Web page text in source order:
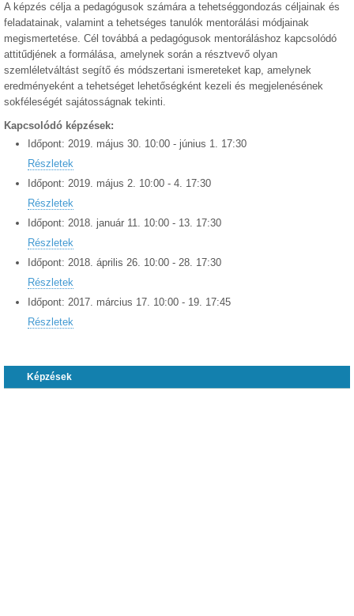
A képzés célja a pedagógusok számára a tehetséggondozás céljainak és
feladatainak, valamint a tehetséges tanulók mentorálási módjainak
megismertetése. Cél továbbá a pedagógusok mentoráláshoz kapcsolódó
attitűdjének a formálása, amelynek során a résztvevő olyan
szemléletváltást segítő és módszertani ismereteket kap, amelynek
eredményeként a tehetséget lehetőségként kezeli és megjelenésének
sokféleségét sajátosságnak tekinti.
Kapcsolódó képzések:
Időpont: 2019. május 30. 10:00 - június 1. 17:30
Részletek
Időpont: 2019. május 2. 10:00 - 4. 17:30
Részletek
Időpont: 2018. január 11. 10:00 - 13. 17:30
Részletek
Időpont: 2018. április 26. 10:00 - 28. 17:30
Részletek
Időpont: 2017. március 17. 10:00 - 19. 17:45
Részletek
Képzések